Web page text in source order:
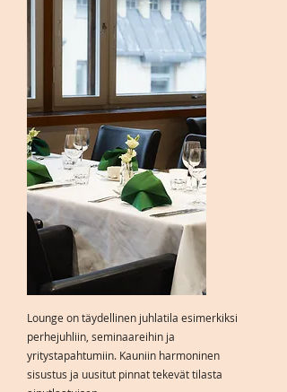
Lounge on täydellinen juhlatila esimerkiksi
perhejuhliin, seminaareihin ja
yritystapahtumiin. Kauniin harmoninen
sisustus ja uusitut pinnat tekevät tilasta